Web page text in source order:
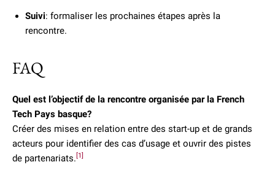
Suivi: formaliser les prochaines étapes après la
rencontre.
FAQ
Quel est l’objectif de la rencontre organisée par la French
Tech Pays basque?
Créer des mises en relation entre des start-up et de grands
acteurs pour identifier des cas d’usage et ouvrir des pistes
de partenariats. [1]